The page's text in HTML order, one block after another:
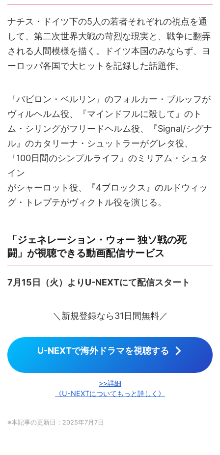
ナチス・ドイツ下の5人の若者それぞれの視点を通
して、第二次世界大戦の苛烈な現実と、戦争に翻弄
される人間模様を描く。ドイツ本国のみならず、ヨ
ーロッパ各国で大ヒットを記録した話題作。
『バビロン・ベルリン』のフォルカー・ブルッフが
ヴィルヘルム役、『マインドフルに殺して』のト
ム・シリングがフリードヘルム役、『Signal/シグナ
ル』のカタリーナ・シュットラーがグレタ役、
『100日間のシンプルライフ』のミリアム・シュタ
イン
がシャーロット役、『4ブロックス』のルドウィッ
グ・トレプテがヴィクトル役を演じる。
「ジェネレーション・ウォー 独ソ戦の死
闘」が視聴できる動画配信サービス
7月15日（火）よりU-NEXTにて配信スタート
＼新規登録なら31日間無料／
U-NEXTで海外ドラマを視聴する
>>詳細
《U-NEXTについてもっと詳しく》
※本記事の更新日：2025年7月7日